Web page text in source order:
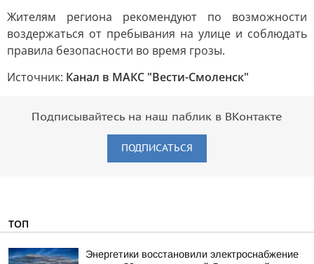
Жителям региона рекомендуют по возможности
воздержаться от пребывания на улице и соблюдать
правила безопасности во время грозы.
Источник: Канал в МАКС "Вести-Смоленск"
Подписывайтесь на наш паблик в ВКонтакте
ПОДПИСАТЬСЯ
ТОП
Энергетики восстановили электроснабжение